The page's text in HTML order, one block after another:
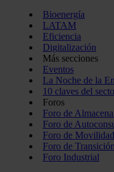
Bioenergía
LATAM
Eficiencia
Digitalización
Más secciones
Eventos
La Noche de la
10 claves del
Foros
Foro de
Foro de
Foro de
Foro de
Foro Industrial